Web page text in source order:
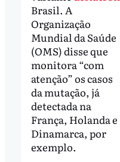
Brasil. A
Organização
Mundial da Saúde
(OMS) disse que
monitora “com
atenção” os casos
da mutação, já
detectada na
França, Holanda e
Dinamarca, por
exemplo.